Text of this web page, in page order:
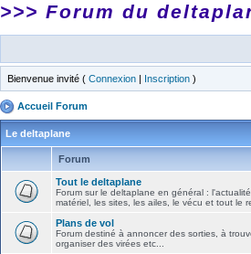
>>> Forum du
Bienvenue invité ( Connexion | Inscription )
Accueil Forum
Le deltaplane
Forum
Tout le deltaplane
Forum sur le deltaplane en général :
matériel, les sites, les ailes, le vécu et tout le
Plans de vol
Forum destiné à annoncer des sorties, à
organiser des virées etc...